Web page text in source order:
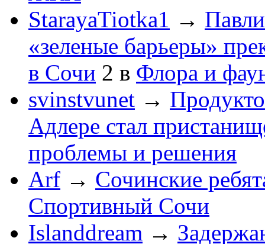
StarayaTiotka1 →
«зеленые барьеры»
в Сочи 2 в Флора и
svinstvunet →
Адлере стал
проблемы и решения
Arf → Сочинские
Спортивный Сочи
Islanddream →